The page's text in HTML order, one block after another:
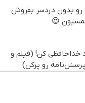
بدون دردسر بفروش
😍
خداحافظی کن! (فیلم و
رو پرکن)